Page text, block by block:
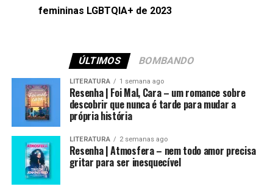
femininas LGBTQIA+ de 2023
ÚLTIMOS BOMBANDO
LITERATURA 1 semana ago
Resenha | Foi Mal, Cara – um romance sobre
descobrir que nunca é tarde para mudar a
própria história
LITERATURA 2 semanas ago
Resenha | Atmosfera – nem todo amor precisa
gritar para ser inesquecível